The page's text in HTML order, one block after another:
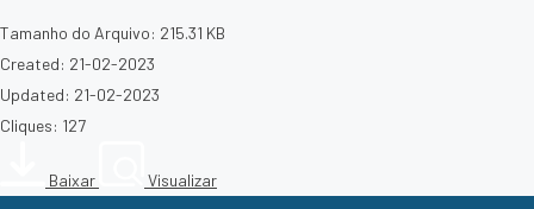
Tamanho do Arquivo: 215.31 KB
Created: 21-02-2023
Updated: 21-02-2023
Cliques: 127
Baixar Visualizar